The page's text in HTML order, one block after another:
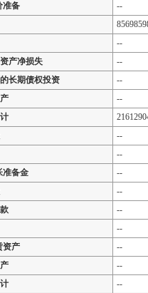
准备
--
--
产净损失
--
长期债权投资
--
--
--
--
准备金
--
--
--
--
资产
--
--
--